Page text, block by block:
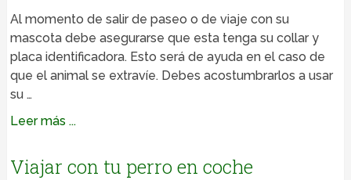
Al momento de salir de paseo o de viaje con su
mascota debe asegurarse que esta tenga su collar y
placa identificadora. Esto será de ayuda en el caso de
que el animal se extravíe. Debes acostumbrarlos a usar
su …
Leer más ...
Viajar con tu perro en coche